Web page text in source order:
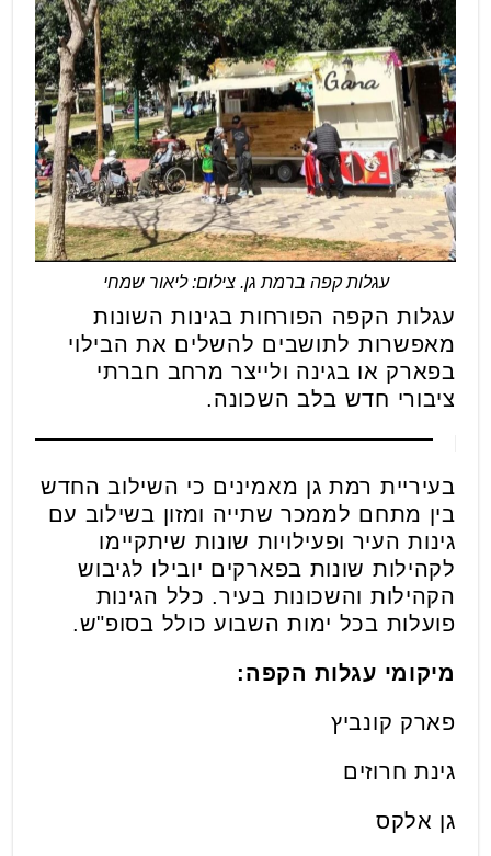
עגלות קפה ברמת גן. צילום: ליאור שמחי
עגלות הקפה הפורחות בגינות השונות
מאפשרות לתושבים להשלים את הבילוי
בפארק או בגינה ולייצר מרחב חברתי
ציבורי חדש בלב השכונה.
בעיריית רמת גן מאמינים כי השילוב החדש
בין מתחם לממכר שתייה ומזון בשילוב עם
גינות העיר ופעילויות שונות שיתקיימו
לקהילות שונות בפארקים יובילו לגיבוש
הקהילות והשכונות בעיר. כלל הגינות
פועלות בכל ימות השבוע כולל בסופ"ש.
מיקומי עגלות הקפה:
פארק קונביץ
גינת חרוזים
גן אלקס